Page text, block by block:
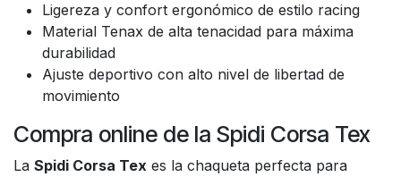
Ligereza y confort ergonómico de estilo racing
Material Tenax de alta tenacidad para máxima
durabilidad
Ajuste deportivo con alto nivel de libertad de
movimiento
Compra online de la Spidi Corsa Tex
La Spidi Corsa Tex es la chaqueta perfecta para